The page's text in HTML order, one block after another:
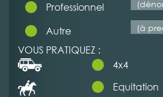
Professionnel
Autre
VOUS PRATIQUEZ :
4x4
Equitation